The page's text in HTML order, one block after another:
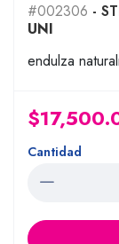
#002306 -
UNI
endulza
Cantidad